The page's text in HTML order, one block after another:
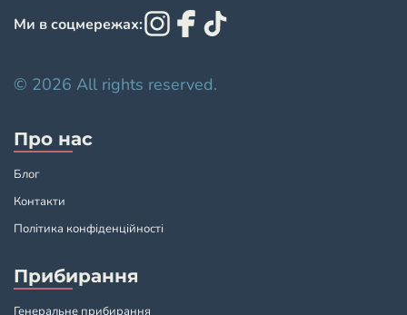
Ми в соцмережах:
© 2026 All rights reserved.
Про нас
Блог
Контакти
Політика конфіденційності
Прибирання
Генеральне прибирання